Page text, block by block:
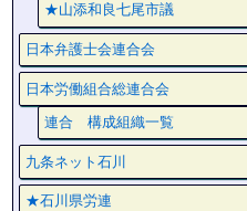
★山添和良七尾市議
日本弁護士会連合会
日本労働組合総連合会
連合 構成組織一覧
九条ネット石川
★石川県労連